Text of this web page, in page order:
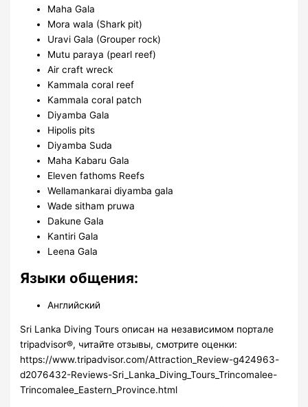
Maha Gala
Mora wala (Shark pit)
Uravi Gala (Grouper rock)
Mutu paraya (pearl reef)
Air craft wreck
Kammala coral reef
Kammala coral patch
Diyamba Gala
Hipolis pits
Diyamba Suda
Maha Kabaru Gala
Eleven fathoms Reefs
Wellamankarai diyamba gala
Wade sitham pruwa
Dakune Gala
Kantiri Gala
Leena Gala
Языки общения:
Английский
Sri Lanka Diving Tours описан на независимом портале
tripadvisor®, читайте отзывы, смотрите оценки:
https://www.tripadvisor.com/Attraction_Review-g424963-
d2076432-Reviews-Sri_Lanka_Diving_Tours_Trincomalee-
Trincomalee_Eastern_Province.html